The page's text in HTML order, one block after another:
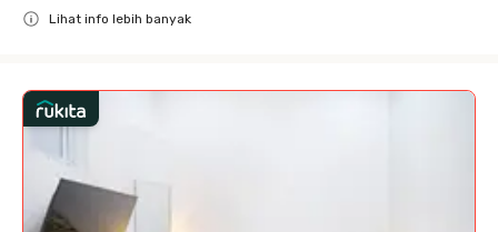
Lihat info lebih banyak